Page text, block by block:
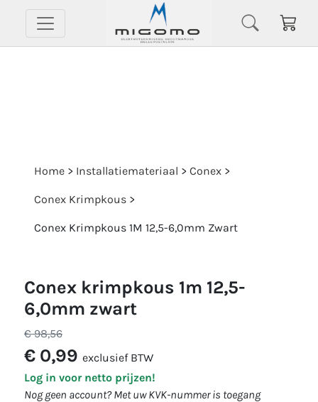
Home > Installatiemateriaal > Conex >
Conex Krimpkous >
Conex Krimpkous 1M 12,5-6,0mm Zwart
conex krimpkous 1m 12,5-
6,0mm zwart
€ 98,56
€ 0,99 exclusief BTW
Log in voor netto prijzen!
Nog geen account? Met uw KVK-nummer is toegang